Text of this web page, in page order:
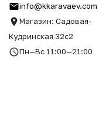
info@kkaravaev.com
Магазин: Садовая-
Кудринская 32с2
Пн—Вс 11:00—21:00